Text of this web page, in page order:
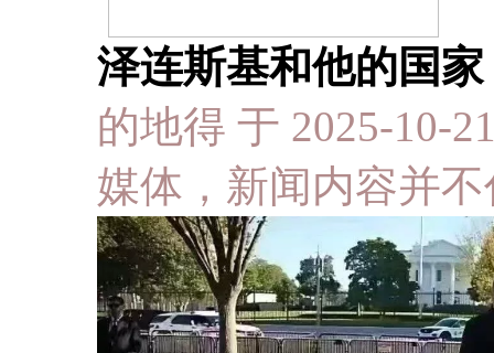
泽连斯基和他的国
的地得 于 2025-10-
媒体，新闻内容并